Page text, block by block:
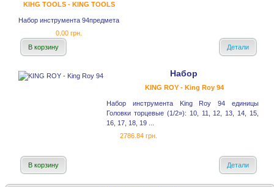
KIHG TOOLS - KING TOOLS
Набор инструмента 94предмета
0.00 грн.
В корзину
Детали
Набор
KING ROY - King Roy 94
Набор инструмента King Roy 94 единицы
Головки торцевые (1/2»): 10, 11, 12, 13, 14, 15,
16, 17, 18, 19 ...
2786.84 грн.
В корзину Детали